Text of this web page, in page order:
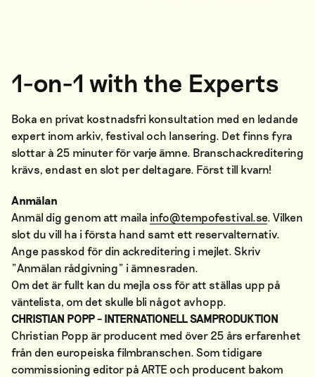
1-on-1 with the Experts
Boka en privat kostnadsfri konsultation med en ledande
expert inom arkiv, festival och lansering. Det finns fyra
slottar à 25 minuter för varje ämne. Branschackreditering
krävs, endast en slot per deltagare. Först till kvarn!
Anmälan
Anmäl dig genom att maila info@tempofestival.se. Vilken
slot du vill ha i första hand samt ett reservalternativ.
Ange passkod för din ackreditering i mejlet. Skriv
”Anmälan rådgivning” i ämnesraden.
Om det är fullt kan du mejla oss för att ställas upp på
väntelista, om det skulle bli något avhopp.
CHRISTIAN POPP – INTERNATIONELL SAMPRODUKTION
Christian Popp är producent med över 25 års erfarenhet
från den europeiska filmbranschen. Som tidigare
commissioning editor på ARTE och producent bakom